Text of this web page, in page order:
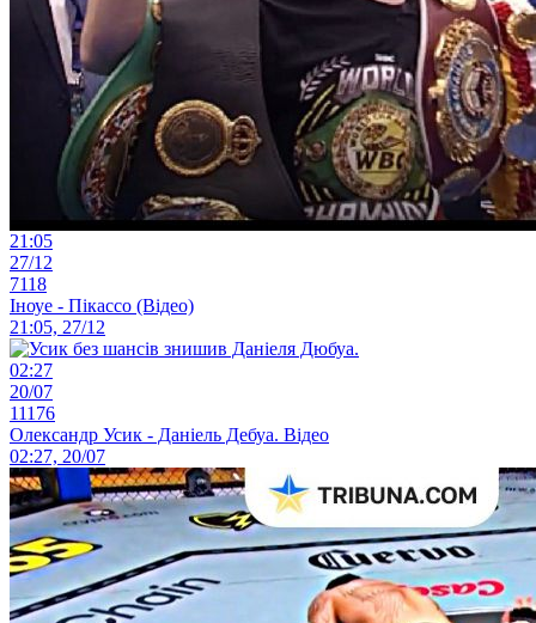
21:05
27/12
7118
Іноуе - Пікассо (Відео)
21:05, 27/12
02:27
20/07
11176
Олександр Усик - Даніель Дебуа. Відео
02:27, 20/07